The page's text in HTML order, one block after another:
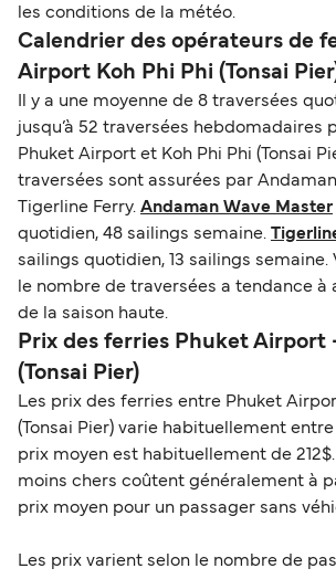
les conditions de la météo.
Calendrier des opérateurs de
Airport Koh Phi Phi (Tonsai
Il y a une moyenne de 8 traversées
jusqu’à 52 traversées hebdomadaires
Phuket Airport et Koh Phi Phi (Tonsai
traversées sont assurées par
Tigerline Ferry. Andaman Wave Master
quotidien, 48 sailings semaine.
sailings quotidien, 13 sailings semaine.
le nombre de traversées a tendance à
de la saison haute.
Prix des ferries Phuket Airport
(Tonsai Pier)
Les prix des ferries entre Phuket
(Tonsai Pier) varie habituellement entre
prix moyen est habituellement de
moins chers coûtent généralement à
prix moyen pour un passager sans
Les prix varient selon le nombre de